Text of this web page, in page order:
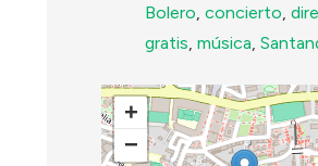
Bolero ,concierto ,
gratis ,música ,
+
−